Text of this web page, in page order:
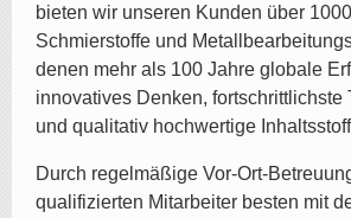
bieten wir unseren Kunden über
Schmierstoffe und
denen mehr als 100 Jahre globale
innovatives Denken, fortschrittlichste
und qualitativ hochwertige
Durch regelmäßige Vor-Ort-
qualifizierten Mitarbeiter besten mit